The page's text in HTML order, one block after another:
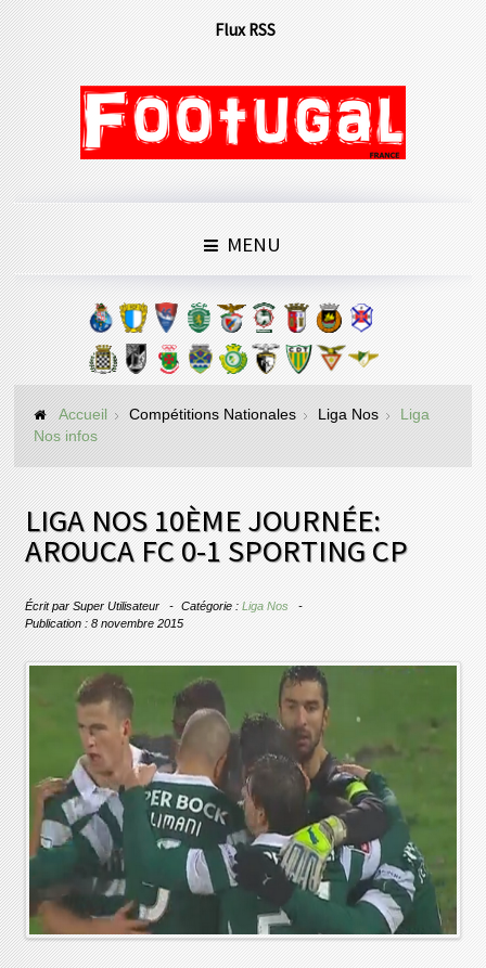
Flux RSS
MENU
Accueil Compétitions Nationales Liga Nos
Liga
Nos infos
LIGA NOS 10ÈME JOURNÉE:
AROUCA FC 0-1 SPORTING CP
Écrit parSuper Utilisateur Catégorie :Liga Nos
Publication : 8 novembre 2015